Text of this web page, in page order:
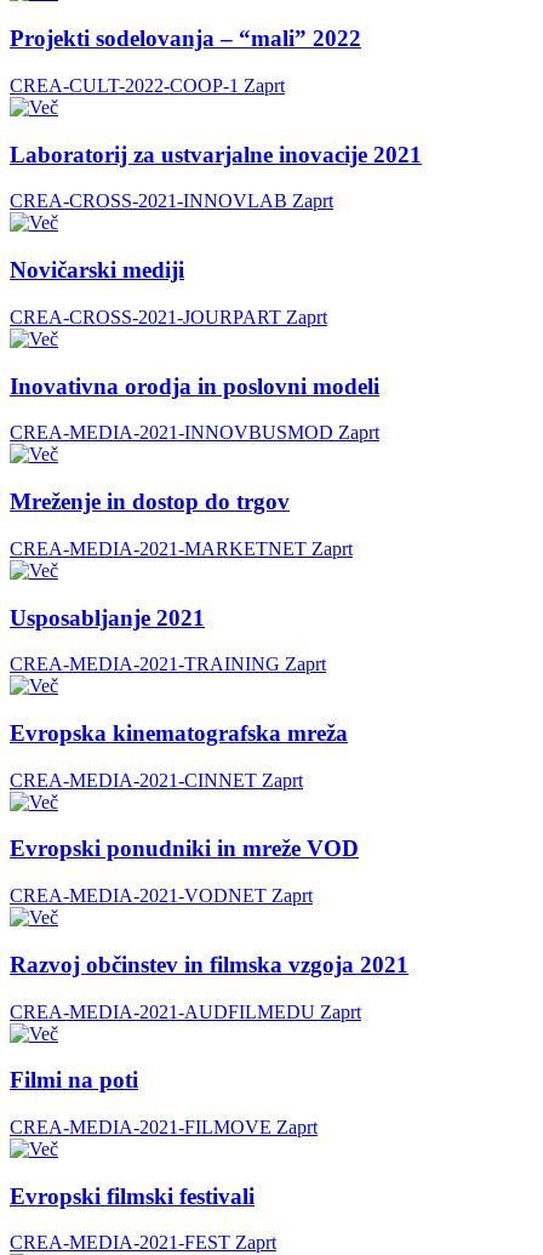
Projekti sodelovanja – “mali” 2022
CREA-CULT-2022-COOP-1 Zaprt
Laboratorij za ustvarjalne inovacije 2021
CREA-CROSS-2021-INNOVLAB Zaprt
Novičarski mediji
CREA-CROSS-2021-JOURPART Zaprt
Inovativna orodja in poslovni modeli
CREA-MEDIA-2021-INNOVBUSMOD Zaprt
Mreženje in dostop do trgov
CREA-MEDIA-2021-MARKETNET Zaprt
Usposabljanje 2021
CREA-MEDIA-2021-TRAINING Zaprt
Evropska kinematografska mreža
CREA-MEDIA-2021-CINNET Zaprt
Evropski ponudniki in mreže VOD
CREA-MEDIA-2021-VODNET Zaprt
Razvoj občinstev in filmska vzgoja 2021
CREA-MEDIA-2021-AUDFILMEDU Zaprt
Filmi na poti
CREA-MEDIA-2021-FILMOVE Zaprt
Evropski filmski festivali
CREA-MEDIA-2021-FEST Zaprt